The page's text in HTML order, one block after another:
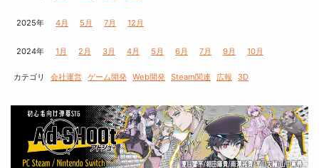
2025年 4月 5月 7月 12月
2024年 1月 2月 3月 4月 5月 6月 7月 9月 10月
カテゴリ 会社運営 ゲーム開発 Web開発 Steam関連 広報 3D